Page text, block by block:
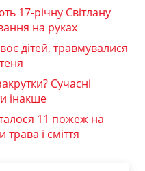
17-річну Світлану
на руках
дітей, травмувалися
Сучасні
інакше
11 пожеж на
трава і сміття